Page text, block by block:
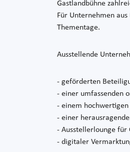
Gastlandbühne
Für Unternehmen
Thementage.
Ausstellende
- geförderten
- einer umfassenden
- einem hochwertigen
- einer
- Ausstellerlounge für
- digitaler